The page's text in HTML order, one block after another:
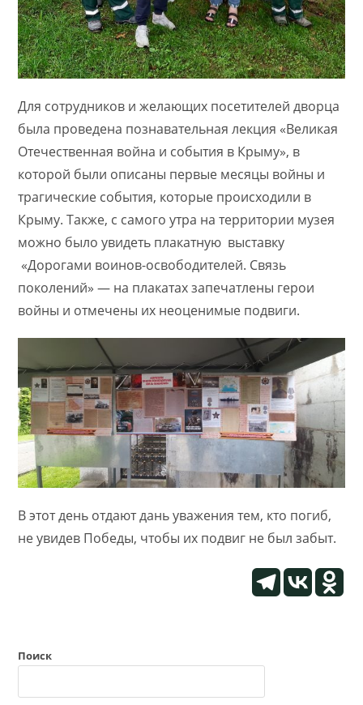
Для сотрудников и желающих посетителей дворца
была проведена познавательная лекция «Великая
Отечественная война и события в Крыму», в
которой были описаны первые месяцы войны и
трагические события, которые происходили в
Крыму. Также, с самого утра на территории музея
можно было увидеть плакатную выставку
«Дорогами воинов-освободителей. Связь
поколений» — на плакатах запечатлены герои
войны и отмечены их неоценимые подвиги.
В этот день отдают дань уважения тем, кто погиб,
не увидев Победы, чтобы их подвиг не был забыт.
Поиск